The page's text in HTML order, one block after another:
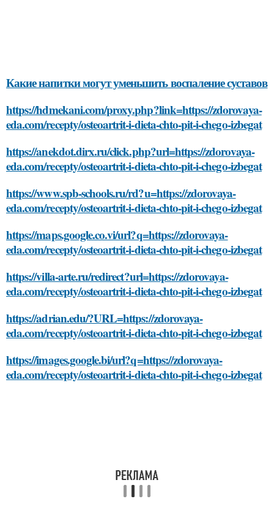
Какие напитки могут уменьшить воспаление суставов
https://hdmekani.com/proxy.php?link=https://zdorovaya-
eda.com/recepty/osteoartrit-i-dieta-chto-pit-i-chego-izbegat
https://anekdot.dirx.ru/click.php?url=https://zdorovaya-
eda.com/recepty/osteoartrit-i-dieta-chto-pit-i-chego-izbegat
https://www.spb-schools.ru/rd?u=https://zdorovaya-
eda.com/recepty/osteoartrit-i-dieta-chto-pit-i-chego-izbegat
https://maps.google.co.vi/url?q=https://zdorovaya-
eda.com/recepty/osteoartrit-i-dieta-chto-pit-i-chego-izbegat
https://villa-arte.ru/redirect?url=https://zdorovaya-
eda.com/recepty/osteoartrit-i-dieta-chto-pit-i-chego-izbegat
https://adrian.edu/?URL=https://zdorovaya-
eda.com/recepty/osteoartrit-i-dieta-chto-pit-i-chego-izbegat
https://images.google.bi/url?q=https://zdorovaya-
eda.com/recepty/osteoartrit-i-dieta-chto-pit-i-chego-izbegat